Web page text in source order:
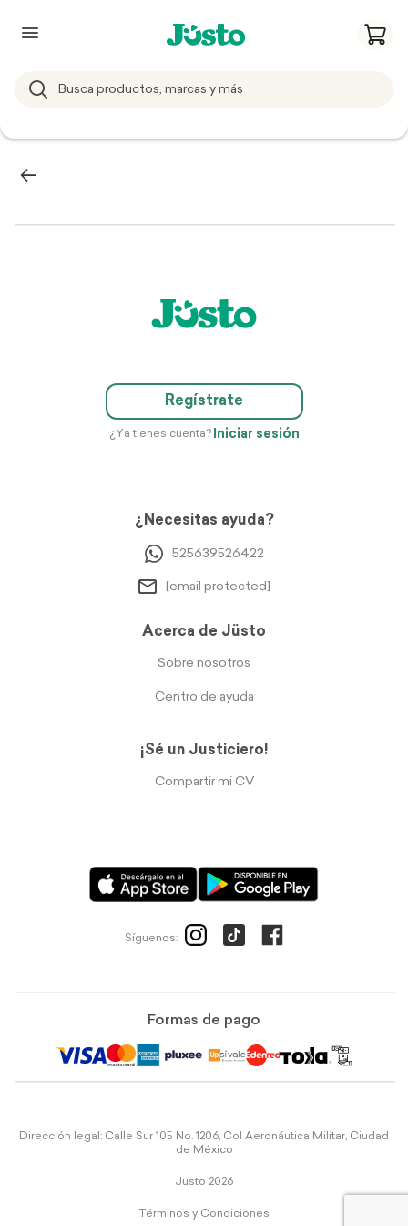
Regístrate
¿Ya tienes cuenta? Iniciar sesión
¿Necesitas ayuda?
525639526422
[email protected]
Acerca de Jüsto
Sobre nosotros
Centro de ayuda
¡Sé un Justiciero!
Compartir mi CV
Síguenos:
Formas de pago
Dirección legal: Calle Sur 105 No. 1206, Col Aeronáutica Militar, Ciudad
de México
Justo 2026
Términos y Condiciones